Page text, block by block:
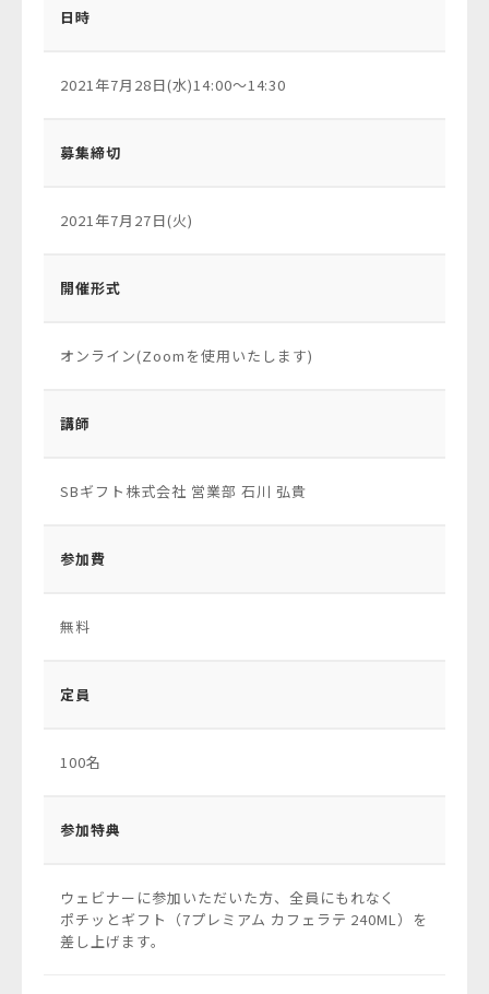
日時
2021年7月28日(水)14:00〜14:30
募集締切
2021年7月27日(火)
開催形式
オンライン(Zoomを使用いたします)
講師
SBギフト株式会社 営業部 石川 弘貴
参加費
無料
定員
100名
参加特典
ウェビナーに参加いただいた方、全員にもれなく
ポチッとギフト（7プレミアム カフェラテ 240ML）を
差し上げます。